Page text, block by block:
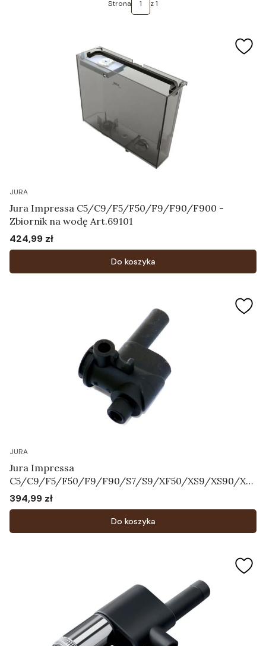
Strona z 1
JURA
Jura Impressa C5/C9/F5/F50/F9/F90/F900 -
Zbiornik na wodę Art.69101
Cena
424,99 zł
Do koszyka
JURA
Jura Impressa
C5/C9/F5/F50/F9/F90/S7/S9/XF50/XS9/XS90/XS
95 - Korpus systemu mleka Art.64606
Cena
394,99 zł
Do koszyka